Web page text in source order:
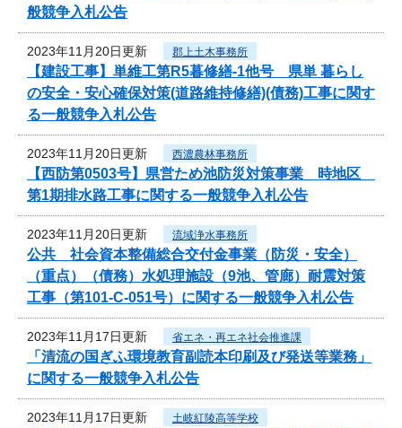
般競争入札公告
2023年11月20日更新 郡上土木事務所
【建設工事】単維工第R5暮修繕-1他号 県単 暮らし
の安全・安心確保対策(道路維持修繕)(債務)工事に関す
る一般競争入札公告
2023年11月20日更新 西濃農林事務所
【西防第0503号】県営ため池防災対策事業 時地区
第1期排水路工事に関する一般競争入札公告
2023年11月20日更新 流域浄水事務所
公共 社会資本整備総合交付金事業（防災・安全）
（重点）（債務）水処理施設（9池、管廊）耐震対策
工事（第101-C-051号）に関する一般競争入札公告
2023年11月17日更新 省エネ・再エネ社会推進課
「清流の国ぎふ環境教育副読本印刷及び発送等業務」
に関する一般競争入札公告
2023年11月17日更新 土岐紅陵高等学校